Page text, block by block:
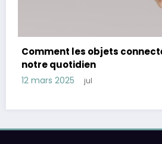
Les Meilleures Montres
12 mars 2025 jul